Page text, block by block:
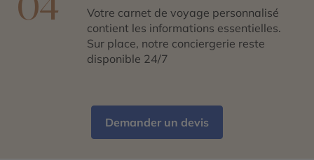
Votre carnet de voyage personnalisé
contient les informations essentielles.
Sur place, notre conciergerie reste
disponible 24/7
Demander un devis